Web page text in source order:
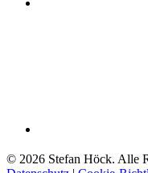
© 2026 Stefan Höck. Alle